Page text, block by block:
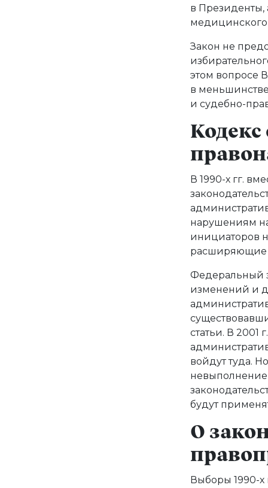
в Президенты,
медицинского
Закон не
этом вопросе
в
и судебно-
В 1990-х гг.
нарушениям
инициаторов
расширяющие
Федеральный
изменений и
статьи. В 2001
войдут туда.
будут
О
Выборы 1990-х